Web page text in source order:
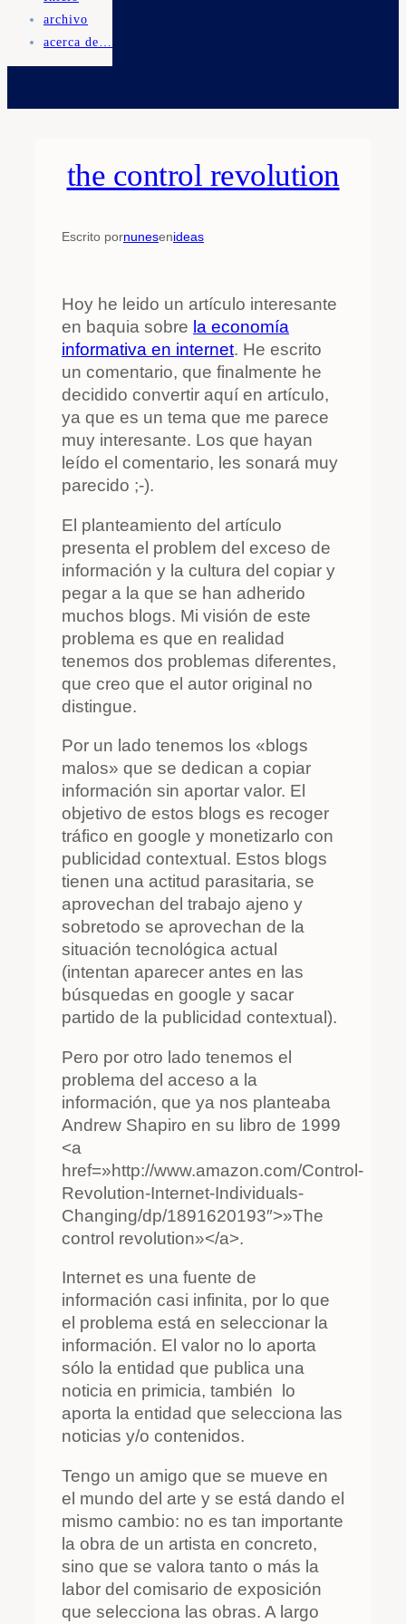
archivo
acerca de…
the control revolution
Escrito pornunesenideas
Hoy he leido un artículo interesante
en baquia sobre la economía
informativa en internet. He escrito
un comentario, que finalmente he
decidido convertir aquí en artículo,
ya que es un tema que me parece
muy interesante. Los que hayan
leído el comentario, les sonará muy
parecido ;-).
El planteamiento del artículo
presenta el problem del exceso de
información y la cultura del copiar y
pegar a la que se han adherido
muchos blogs. Mi visión de este
problema es que en realidad
tenemos dos problemas diferentes,
que creo que el autor original no
distingue.
Por un lado tenemos los «blogs
malos» que se dedican a copiar
información sin aportar valor. El
objetivo de estos blogs es recoger
tráfico en google y monetizarlo con
publicidad contextual. Estos blogs
tienen una actitud parasitaria, se
aprovechan del trabajo ajeno y
sobretodo se aprovechan de la
situación tecnológica actual
(intentan aparecer antes en las
búsquedas en google y sacar
partido de la publicidad contextual).
Pero por otro lado tenemos el
problema del acceso a la
información, que ya nos planteaba
Andrew Shapiro en su libro de 1999
<a
href=»http://www.amazon.com/Control-
Revolution-Internet-Individuals-
Changing/dp/1891620193″>»The
control revolution»</a>.
Internet es una fuente de
información casi infinita, por lo que
el problema está en seleccionar la
información. El valor no lo aporta
sólo la entidad que publica una
noticia en primicia, también lo
aporta la entidad que selecciona las
noticias y/o contenidos.
Tengo un amigo que se mueve en
el mundo del arte y se está dando el
mismo cambio: no es tan importante
la obra de un artista en concreto,
sino que se valora tanto o más la
labor del comisario de exposición
que selecciona las obras. A largo